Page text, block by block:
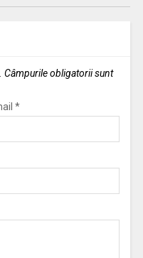
Câmpurile obligatorii sunt
*